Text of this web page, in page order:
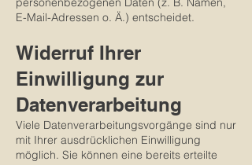
E-Mail-Adressen o. Ä.) entscheidet.
Widerruf Ihrer
Einwilligung zur
Datenverarbeitung
Viele Datenverarbeitungsvorgänge sind nur
mit Ihrer ausdrücklichen Einwilligung
möglich. Sie können eine bereits erteilte